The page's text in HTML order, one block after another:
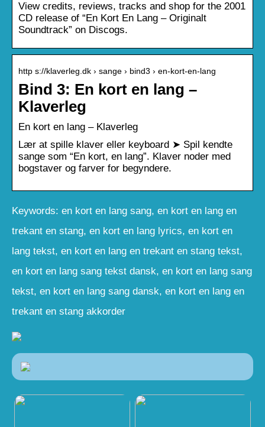
View credits, reviews, tracks and shop for the 2001
CD release of “En Kort En Lang – Originalt
Soundtrack” on Discogs.
http s://klaverleg.dk › sange › bind3 › en-kort-en-lang
Bind 3: En kort en lang –
Klaverleg
En kort en lang – Klaverleg
Lær at spille klaver eller keyboard ➤ Spil kendte
sange som “En kort, en lang”. Klaver noder med
bogstaver og farver for begyndere.
Keywords: en kort en lang sang, en kort en lang en
trekant en stang, en kort en lang lyrics, en kort en
lang tekst, en kort en lang en trekant en stang tekst,
en kort en lang sang tekst dansk, en kort en lang sang
tekst, en kort en lang sang dansk, en kort en lang en
trekant en stang akkorder